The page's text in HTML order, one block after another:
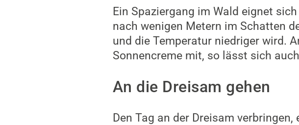
Ein Spaziergang im Wald eignet
nach wenigen Metern im Schatten
und die Temperatur niedriger wird.
Sonnencreme mit, so lässt sich
An die Dreisam gehen
Den Tag an der Dreisam